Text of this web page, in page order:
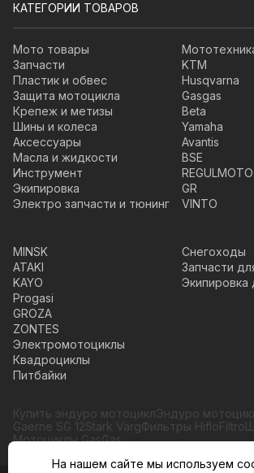
КАТЕГОРИИ ТОВАРОВ
Мото товары
Запчасти
Пластик и обвес
Защита мотоцикла
Крепеж и метизы
Шины и колеса
Аксессуары
Масла и жидкости
Инструмент
Экипировка
Электро запчасти и тюнинг
KTM
Husqvarna
Gasgas
Beta
Yamaha
Avantis
BSE
REGULMOTO
GR
VINTO
MINSK
ATAKI
KAYO
Progasi
GROZA
ZONTES
Электромотоциклы
Квадроциклы
Питбайки
Снегоходы
Запчасти
Экипировка
Купить эндуро мотоциклЭндуро
Gaerne SG 12Stark VargФильтры HifloFiltro
Мотоциклы GasGas
На нашем сайте мы используем